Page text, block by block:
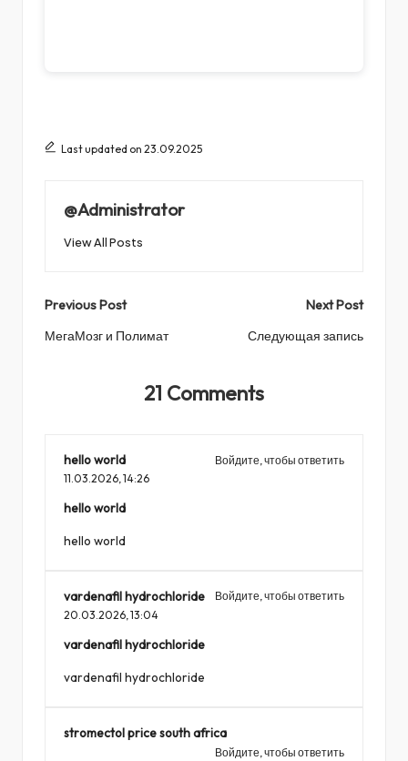
Last updated on 23.09.2025
@Administrator
View All Posts
Post
navigation
Previous Post
МегаМозг и Полимат
Next Post
Следующая запись
21 Comments
hello world
Войдите, чтобы ответить
11.03.2026,14:26
hello world
hello world
vardenafil hydrochloride
Войдите, чтобы ответить
20.03.2026, 13:04
vardenafil hydrochloride
vardenafil hydrochloride
stromectol price south africa
Войдите, чтобы ответить